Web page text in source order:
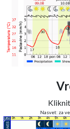
Nasvet: za